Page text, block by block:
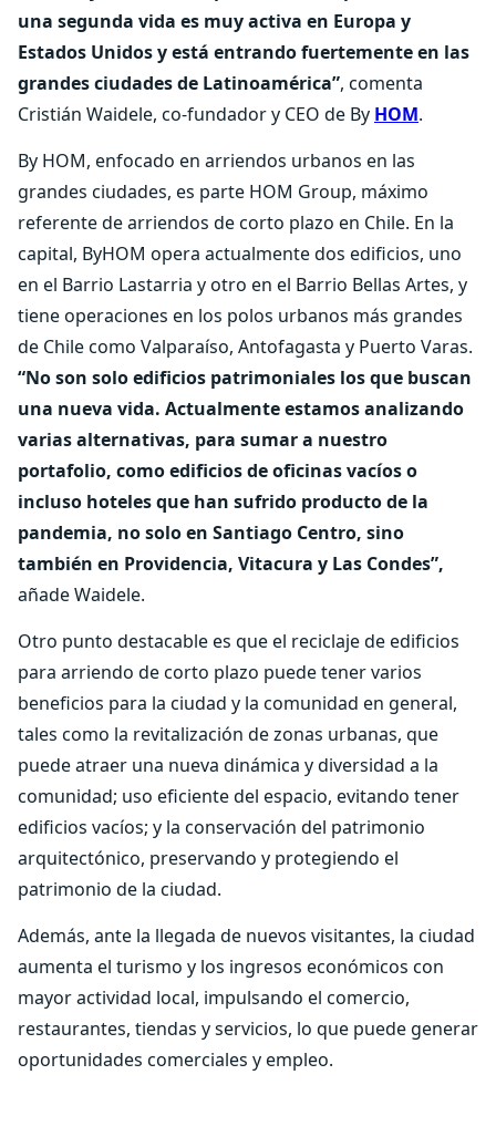
una segunda vida es muy activa en Europa y
Estados Unidos y está entrando fuertemente en las
grandes ciudades de Latinoamérica”, comenta
Cristián Waidele, co-fundador y CEO de By HOM.
By HOM, enfocado en arriendos urbanos en las
grandes ciudades, es parte HOM Group, máximo
referente de arriendos de corto plazo en Chile. En la
capital, ByHOM opera actualmente dos edificios, uno
en el Barrio Lastarria y otro en el Barrio Bellas Artes, y
tiene operaciones en los polos urbanos más grandes
de Chile como Valparaíso, Antofagasta y Puerto Varas.
“No son solo edificios patrimoniales los que buscan
una nueva vida. Actualmente estamos analizando
varias alternativas, para sumar a nuestro
portafolio, como edificios de oficinas vacíos o
incluso hoteles que han sufrido producto de la
pandemia, no solo en Santiago Centro, sino
también en Providencia, Vitacura y Las Condes”,
añade Waidele.
Otro punto destacable es que el reciclaje de edificios
para arriendo de corto plazo puede tener varios
beneficios para la ciudad y la comunidad en general,
tales como la revitalización de zonas urbanas, que
puede atraer una nueva dinámica y diversidad a la
comunidad; uso eficiente del espacio, evitando tener
edificios vacíos; y la conservación del patrimonio
arquitectónico, preservando y protegiendo el
patrimonio de la ciudad.
Además, ante la llegada de nuevos visitantes, la ciudad
aumenta el turismo y los ingresos económicos con
mayor actividad local, impulsando el comercio,
restaurantes, tiendas y servicios, lo que puede generar
oportunidades comerciales y empleo.